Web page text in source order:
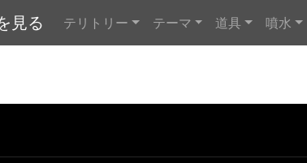
見る メインナビゲーション
テリトリー テーマ 道具 噴水